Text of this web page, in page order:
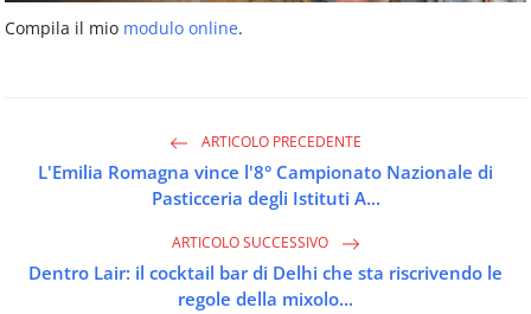
Compila il mio modulo online.
ARTICOLO PRECEDENTE
L'Emilia Romagna vince l'8° Campionato Nazionale di
Pasticceria degli Istituti A...
ARTICOLO SUCCESSIVO
Dentro Lair: il cocktail bar di Delhi che sta riscrivendo le
regole della mixolo...